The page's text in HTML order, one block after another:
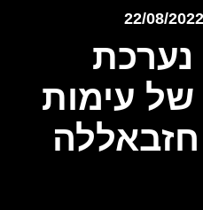
22/08/2022
נערכת
עימות